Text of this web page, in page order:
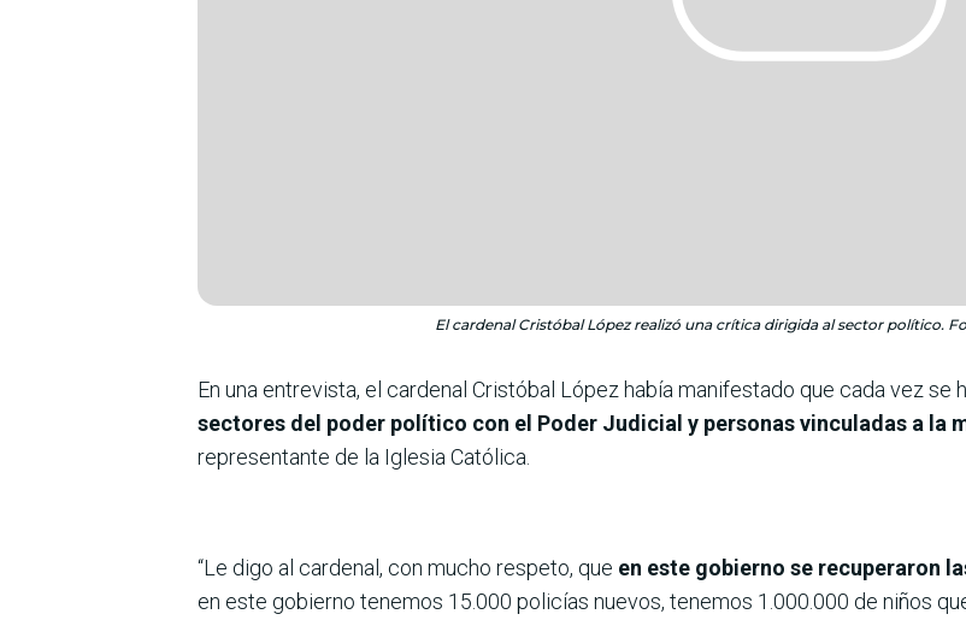
El cardenal Cristóbal López realizó una crítica dirigida al sector político.
En una entrevista, el cardenal Cristóbal López había manifestado que cada vez se
sectores del poder político con el Poder Judicial y personas vinculadas a la
representante de la Iglesia Católica.
“Le digo al cardenal, con mucho respeto, que en este gobierno se recuperaron
en este gobierno tenemos 15.000 policías nuevos, tenemos 1.000.000 de niños